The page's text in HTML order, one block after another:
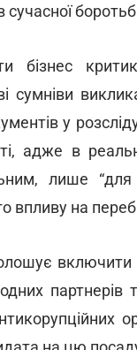
сучасної
бізнес
сумніви
у
адже в
лише “для
впливу на
партнерів